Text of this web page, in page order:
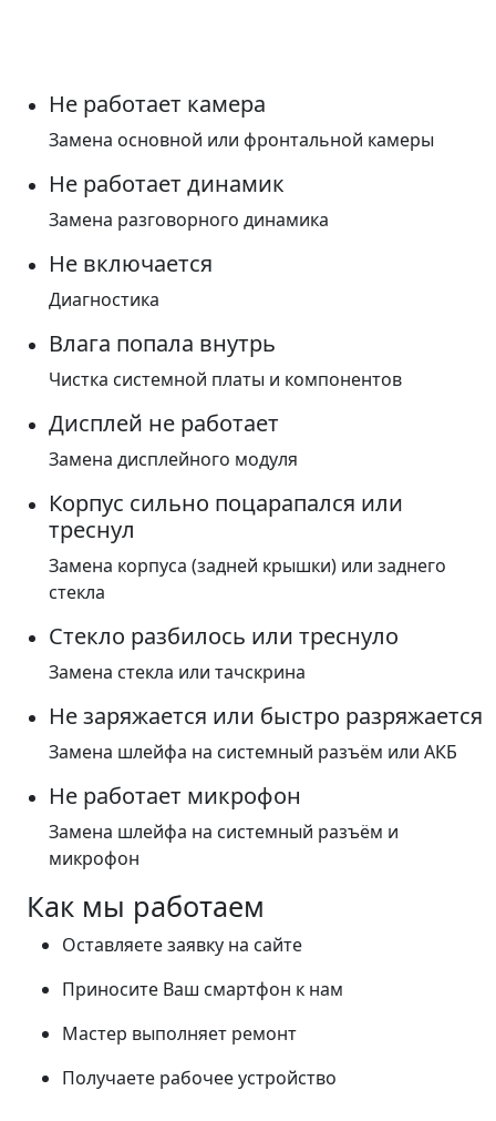
Не работает камера
Замена основной или фронтальной камеры
Не работает динамик
Замена разговорного динамика
Не включается
Диагностика
Влага попала внутрь
Чистка системной платы и компонентов
Дисплей не работает
Замена дисплейного модуля
Корпус сильно поцарапался или
треснул
Замена корпуса (задней крышки) или заднего
стекла
Стекло разбилось или треснуло
Замена стекла или тачскрина
Не заряжается или быстро разряжается
Замена шлейфа на системный разъём или АКБ
Не работает микрофон
Замена шлейфа на системный разъём и
микрофон
Как мы работаем
Оставляете заявку на сайте
Приносите Ваш смартфон к нам
Мастер выполняет ремонт
Получаете рабочее устройство